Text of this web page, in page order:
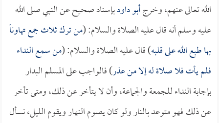
الله تعالى عنهم، وخرجأبو داودبإسناد صحيح عن النبي صلى الله
عليه وسلم أنه قال عليه الصلاة والسلام: (من ترك ثلاث جمع تهاوناً
بها طبع الله على قلبه) قال عليه الصلاة والسلام: (من سمع النداء
فلم يأت فلا صلاة له إلا من عذر) فالواجب على المسلم البدار
بإجابة النداء للجمعة والجماعة، وأن لا يتأخر عن ذلك، ومتى تأخر
عن ذلك فهو متوعد بالنار ولو كان يصوم النهار ويقوم الليل، نسأل